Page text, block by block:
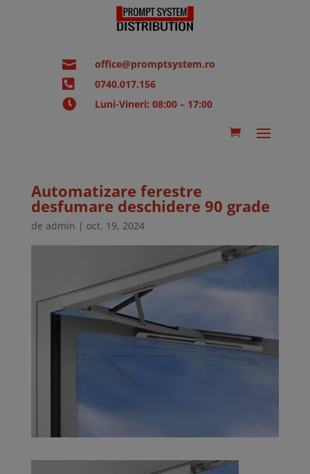
 office@promptsystem.ro
 0740.017.156
 Luni-Vineri: 08:00 – 17:00
Automatizare ferestre
desfumare deschidere 90 grade
de admin | oct. 19, 2024